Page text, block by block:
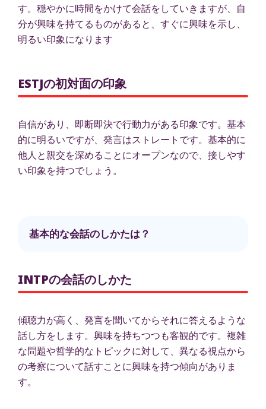
す。穏やかに時間をかけて会話をしていきますが、自
分が興味を持てるものがあると、すぐに興味を示し、
明るい印象になります
ESTJの初対面の印象
自信があり、即断即決で行動力がある印象です。基本
的に明るいですが、発言はストレートです。基本的に
他人と親交を深めることにオープンなので、接しやす
い印象を持つでしょう。
基本的な会話のしかたは？
INTPの会話のしかた
傾聴力が高く、発言を聞いてからそれに答えるような
話し方をします。興味を持ちつつも客観的です。複雑
な問題や哲学的なトピックに対して、異なる視点から
の考察について話すことに興味を持つ傾向がありま
す。